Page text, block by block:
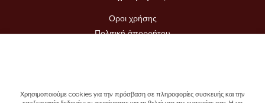
Οροι χρήσης
Πολιτική ἀπορρήτου
Χρησιμοποιούμε cookies για την πρόσβαση σε πληροφορίες συσκευής και την